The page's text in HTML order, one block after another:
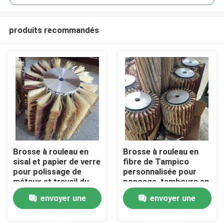
Aperçu
Produits
produits recommandés
Brosse à rouleau en
sisal et papier de verre
pour polissage de
métaux et travail du
bois personnalisé
envoyer une
Brosse à rouleau en
fibre de Tampico
personnalisée pour
ponçage, tambours en
papier de verre
envoyer une